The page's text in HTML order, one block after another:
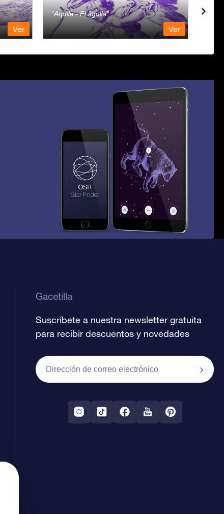
Ver
Aquila - El águila
Ver
Gacetilla
Suscríbete a nuestra newsletter gratuita
para recibir descuentos y novedades